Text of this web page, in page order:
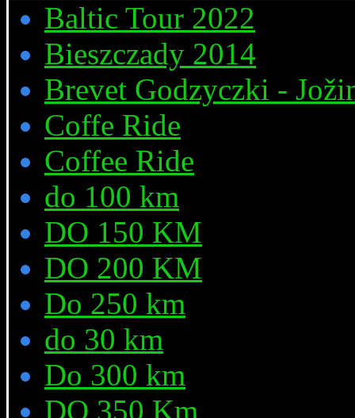
Baltic Tour 2022
Bieszczady 2014
Brevet Godzyczki -
Coffe Ride
Coffee Ride
do 100 km
DO 150 KM
DO 200 KM
Do 250 km
do 30 km
Do 300 km
DO 350 Km